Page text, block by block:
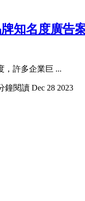
知名度廣告
，許多企業巨 ...
鐘閱讀 Dec 28 2023